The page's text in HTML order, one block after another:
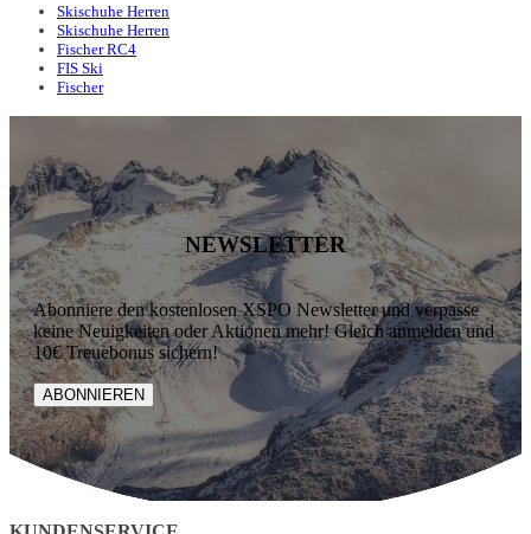
Skischuhe Herren
Skischuhe Herren
Fischer RC4
FIS Ski
Fischer
NEWSLETTER
Abonniere den kostenlosen XSPO Newsletter und verpasse
keine Neuigkeiten oder Aktionen mehr! Gleich anmelden und
10€ Treuebonus sichern!
ABONNIEREN